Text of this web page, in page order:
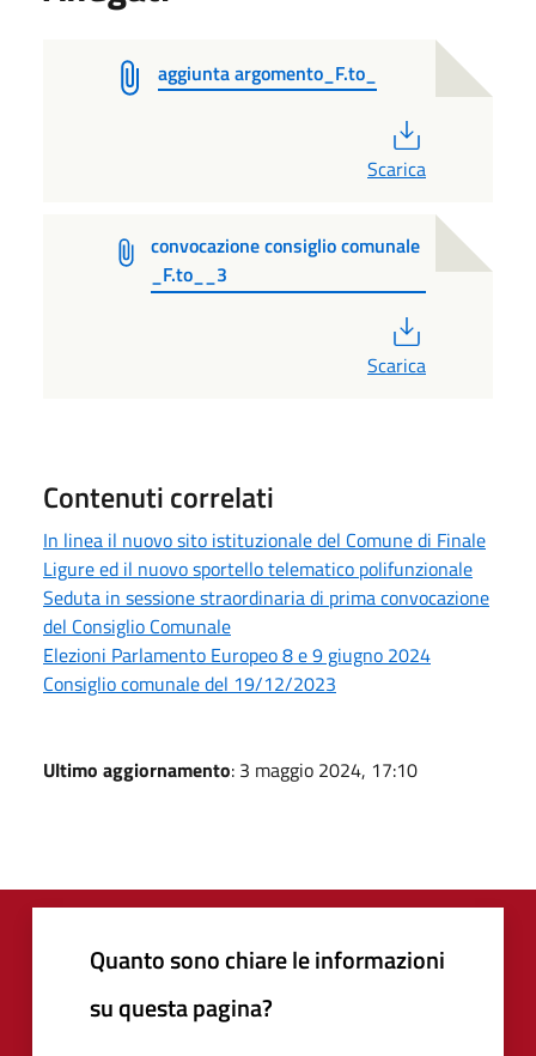
aggiunta argomento_F.to_
Scarica
convocazione consiglio comunale
_F.to__3
Scarica
Contenuti correlati
In linea il nuovo sito istituzionale del Comune di Finale
Ligure ed il nuovo sportello telematico polifunzionale
Seduta in sessione straordinaria di prima convocazione
del Consiglio Comunale
Elezioni Parlamento Europeo 8 e 9 giugno 2024
Consiglio comunale del 19/12/2023
Ultimo aggiornamento: 3 maggio 2024, 17:10
Quanto sono chiare le informazioni
su questa pagina?